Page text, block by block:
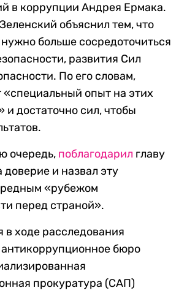
в коррупции Андрея Ермака.
объяснил тем, что
больше сосредоточиться
развития Сил
По его словам,
«специальный опыт на этих
и достаточно сил, чтобы
очередь, поблагодарил главу
доверие и назвал эту
«рубежом
перед страной».
в ходе расследования
бюро
прокуратура (САП)